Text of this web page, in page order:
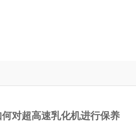
何对超高速乳化机进行保养